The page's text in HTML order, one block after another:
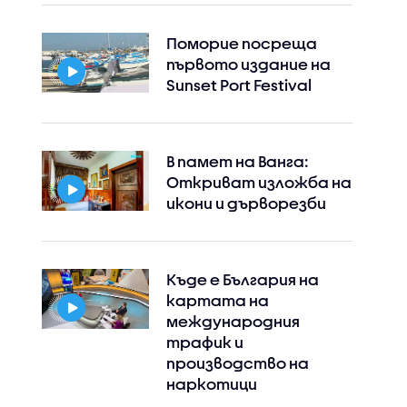
Поморие посреща
първото издание на
Sunset Port Festival
В памет на Ванга:
Откриват изложба на
икони и дърворезби
Къде е България на
картата на
международния
трафик и
производство на
наркотици